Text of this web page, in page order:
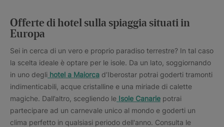
Offerte di hotel sulla spiaggia situati in
Europa
Sei in cerca di un vero e proprio paradiso terrestre? In tal caso
la scelta ideale è optare per le isole. Da un lato, soggiornando
in uno degli hotel a Maiorca d’Iberostar potrai goderti tramonti
indimenticabili, acque cristalline e una miriade di calette
magiche. Dall’altro, scegliendo le Isole Canarie potrai
partecipare ad un carnevale unico al mondo e goderti un
clima perfetto in qualsiasi periodo dell'anno. Consulta le